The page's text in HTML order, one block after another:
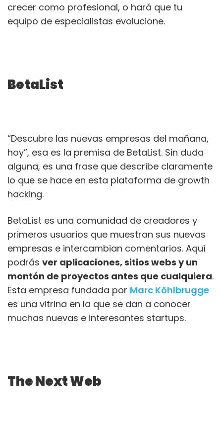
crecer como profesional, o hará que tu
equipo de especialistas evolucione.
BetaList
“Descubre las nuevas empresas del mañana,
hoy”, esa es la premisa de BetaList. Sin duda
alguna, es una frase que describe claramente
lo que se hace en esta plataforma de growth
hacking.
BetaList es una comunidad de creadores y
primeros usuarios que muestran sus nuevas
empresas e intercambian comentarios. Aquí
podrás ver aplicaciones, sitios webs y un
montón de proyectos antes que cualquiera.
Esta empresa fundada por Marc Köhlbrugge
es una vitrina en la que se dan a conocer
muchas nuevas e interesantes startups.
The Next Web